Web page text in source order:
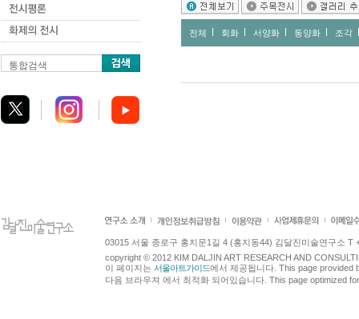
통합검색
전체 회화 서양화 동양화 조각
03015 서울 종로구 홍지문1길 4 (홍지동44) 김달진미술연구소 T
copyright © 2012 KIM DALJIN ART RESEARCH AND
이 페이지는 서울아트가이드에서 제공됩니다. This page provided
다음 브라우져 에서 최적화 되어있습니다. This page optimized